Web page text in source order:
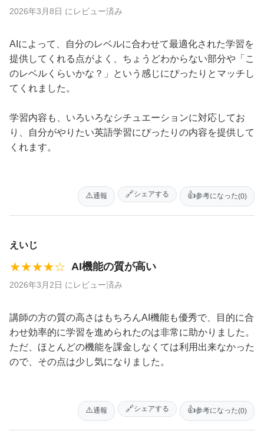
2026年3月8日 にレビュー済み
AIによって、自分のレベルに合わせて最適化された学習を
提供してくれる点がよく、ちょうどわからない部分や「こ
のレベルくらいかな？」という感じにぴったりとマッチし
てくれました。
学習内容も、いろいろなシチュエーションに対応してお
り、自分がやりたい英語学習にぴったりの内容を提供して
くれます。
👍参考になった(0)
🔗シェアする
⚠️通報
えいじ
★★★★☆ AI機能の質が高い
2026年3月2日 にレビュー済み
講師の方の質の高さはもちろんAI機能も優秀で、目的に合
わせ効率的に学習を進められたのは非常に助かりました。
ただ、ほとんどの機能を課金しなくては利用出来なかった
ので、その点は少し気になりました。
👍参考になった(0)
🔗シェアする
⚠️通報